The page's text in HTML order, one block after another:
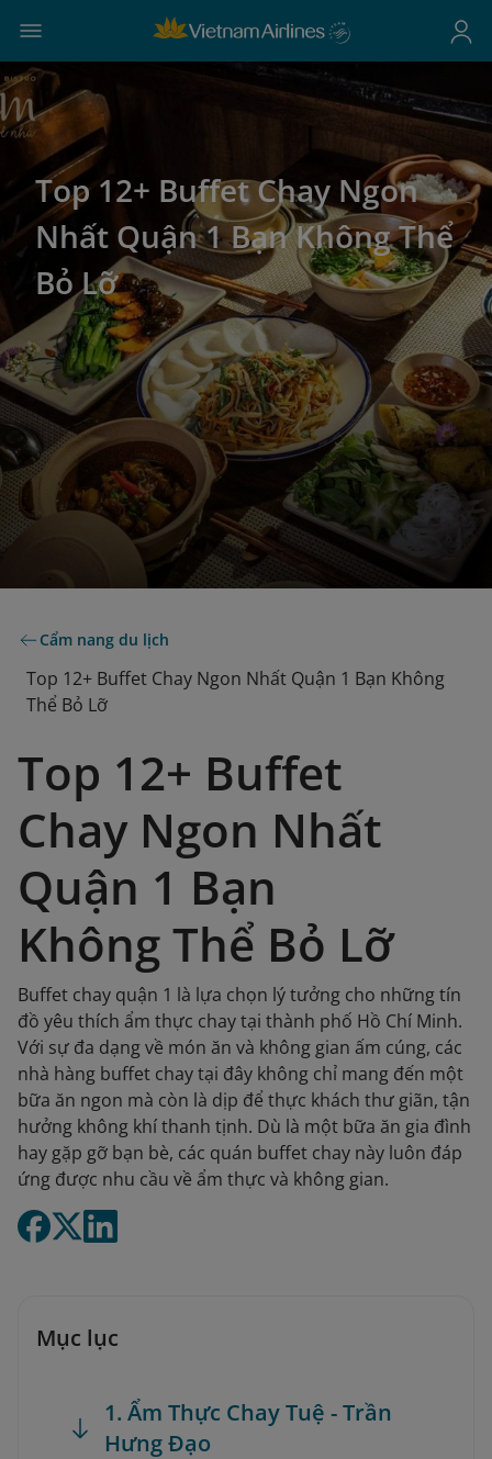
Top 12+ Buffet Chay Ngon
Nhất Quận 1 Bạn Không Thể
Bỏ Lỡ
Cẩm nang du lịch
Top 12+ Buffet Chay Ngon Nhất Quận 1 Bạn Không
Thể Bỏ Lỡ
Top 12+ Buffet
Chay Ngon Nhất
Quận 1 Bạn
Không Thể Bỏ Lỡ
Buffet chay quận 1 là lựa chọn lý tưởng cho những tín
đồ yêu thích ẩm thực chay tại thành phố Hồ Chí Minh.
Với sự đa dạng về món ăn và không gian ấm cúng, các
nhà hàng buffet chay tại đây không chỉ mang đến một
bữa ăn ngon mà còn là dịp để thực khách thư giãn, tận
hưởng không khí thanh tịnh. Dù là một bữa ăn gia đình
hay gặp gỡ bạn bè, các quán buffet chay này luôn đáp
ứng được nhu cầu về ẩm thực và không gian.
Mục lục
1. Ẩm Thực Chay Tuệ - Trần
Hưng Đạo